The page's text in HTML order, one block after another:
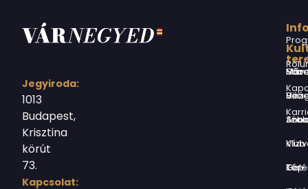
Jegyiroda:
1013
Budapest,
Krisztina
körút
73.
Kapcsolat:
Márai Sándor Művelődési Ház
Virág Benedek Ház
Jókai Anna
Vízivárosi Klub
Tér-Kép